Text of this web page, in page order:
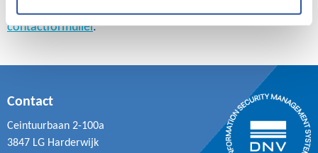
contactformulier.
Contact
Ceintuurbaan 2-100a
3847 LG Harderwijk